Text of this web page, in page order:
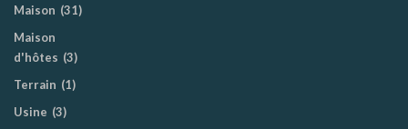
Maison (31)
Maison
d'hôtes (3)
Terrain (1)
Usine (3)